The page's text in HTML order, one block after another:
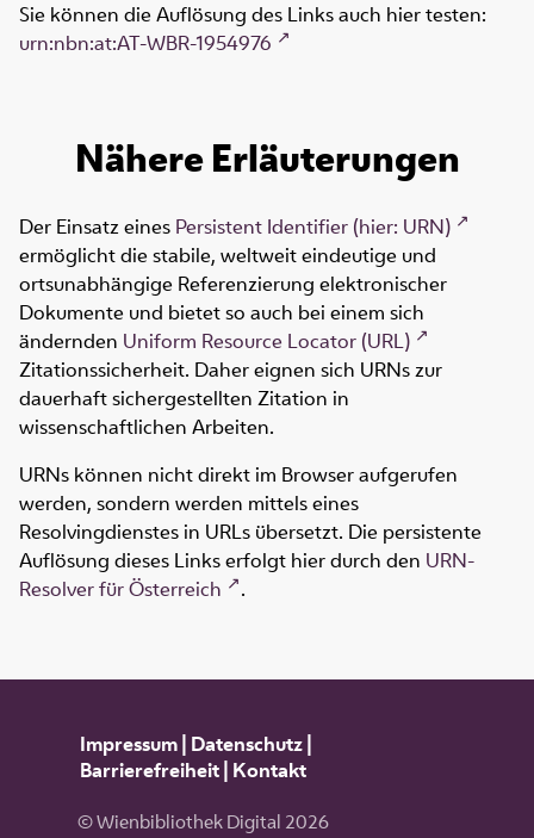
Sie können die Auflösung des Links auch hier testen:
urn:nbn:at:AT-WBR-1954976
Nähere Erläuterungen
Der Einsatz eines Persistent Identifier (hier: URN)
ermöglicht die stabile, weltweit eindeutige und
ortsunabhängige Referenzierung elektronischer
Dokumente und bietet so auch bei einem sich
ändernden Uniform Resource Locator (URL)
Zitationssicherheit. Daher eignen sich URNs zur
dauerhaft sichergestellten Zitation in
wissenschaftlichen Arbeiten.
URNs können nicht direkt im Browser aufgerufen
werden, sondern werden mittels eines
Resolvingdienstes in URLs übersetzt. Die persistente
Auflösung dieses Links erfolgt hier durch den URN-
Resolver für Österreich
.
Impressum| Datenschutz|
Barrierefreiheit| Kontakt
© Wienbibliothek Digital 2026